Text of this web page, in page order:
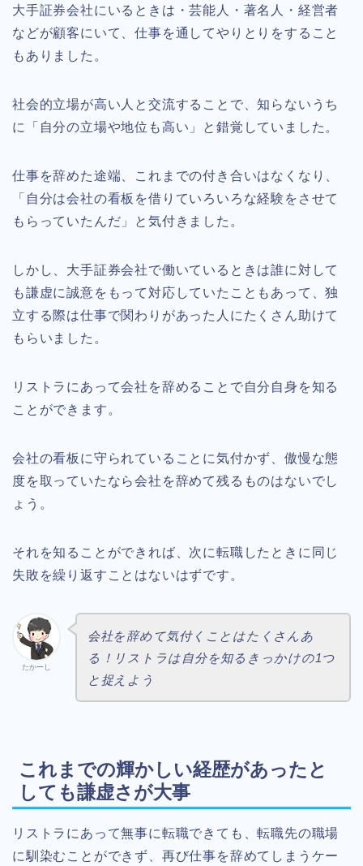
大手証券会社にいるときは・芸能人・著名人・経営者
などが顧客にいて、仕事を通してやりとりをすること
もありました。
社会的立場が高い人と交流することで、知らないうち
に「自分の立場や地位も高い」と錯覚していました。
仕事を辞めた途端、これまでの付き合いはなくなり、
「自分は会社の看板を借りていろいろな経験をさせて
もらっていたんだ」と気付きました。
しかし、大手証券会社で働いているときは誰に対して
も謙虚に誠意をもって対応していたこともあって、独
立する際は仕事で関わりがあった人にたくさん助けて
もらいました。
リストラにあって会社を辞めることで自分自身を知る
ことができます。
会社の看板に守られていることに気付かず、傲慢な態
度を取っていたなら会社を辞めて残るものはないでし
ょう。
それを知ることができれば、次に転職したときに同じ
失敗を繰り返すことはないはずです。
たかーし
会社を辞めて気付くことはたくさんあ
る！リストラは自分を知るきっかけの1つ
と捉えよう
これまでの輝かしい経歴があったと
しても謙虚さが大事
リストラにあって無事に転職できても、転職先の職場
に馴染むことができず、再び仕事を辞めてしまうケー